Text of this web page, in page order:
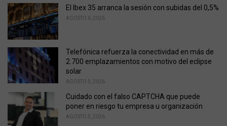
El Ibex 35 arranca la sesión con subidas del 0,5%
AGOSTO 6, 2026
Telefónica refuerza la conectividad en más de
2.700 emplazamientos con motivo del eclipse
solar
AGOSTO 5, 2026
Cuidado con el falso CAPTCHA que puede
poner en riesgo tu empresa u organización
AGOSTO 5, 2026